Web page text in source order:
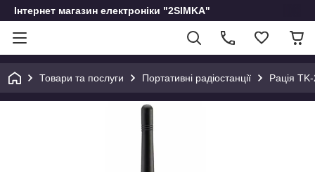
Інтернет магазин електроніки "2SIMKA"
Товари та послуги Портативні радіостанції Рація